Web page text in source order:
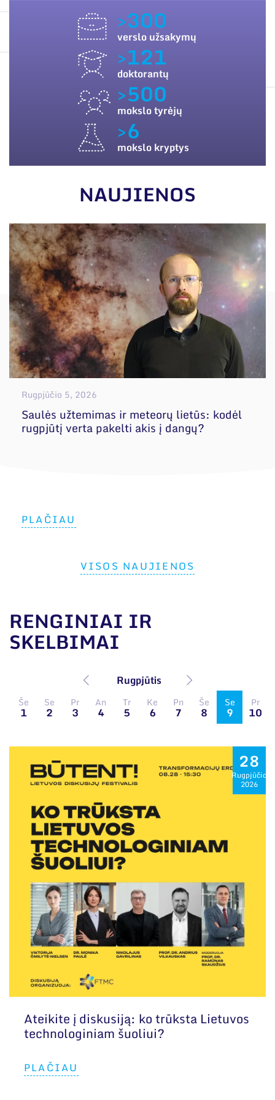
organizacijose bei asociacijose
SUSISIEKITE SU MUMIS
>300
verslo užsakymų
>121
doktorantų
>500
mokslo tyrėjų
>6
mokslo kryptys
NAUJIENOS
Rugpjūčio 5, 2026
Saulės užtemimas ir meteorų lietūs: kodėl
rugpjūtį verta pakelti akis į dangų?
PLAČIAU
VISOS NAUJIENOS
RENGINIAI IR
SKELBIMAI
Rugpjūtis
Še
1
Se
2
Pr
3
An
4
Tr
5
Ke
6
Pn
7
Še
8
Se
9
Pr
10
28
Rugpjūčio
2026
Ateikite į diskusiją: ko trūksta Lietuvos
technologiniam šuoliui?
PLAČIAU